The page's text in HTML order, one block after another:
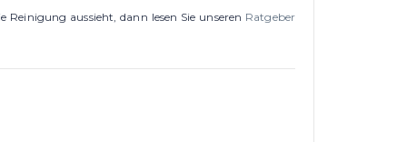
aussieht, dann lesen Sie unseren Ratgeber